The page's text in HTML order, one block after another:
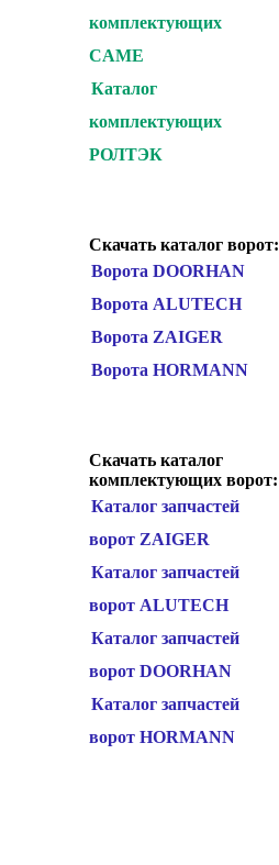
комплектующих
CAME
Каталог
комплектующих
РОЛТЭК
Скачать каталог ворот:
Ворота DOORHAN
Ворота ALUTECH
Ворота ZAIGER
Ворота HORMANN
Скачать каталог
комплектующих ворот:
Каталог запчастей
ворот ZAIGER
Каталог запчастей
ворот ALUTECH
Каталог запчастей
ворот DOORHAN
Каталог запчастей
ворот HORMANN